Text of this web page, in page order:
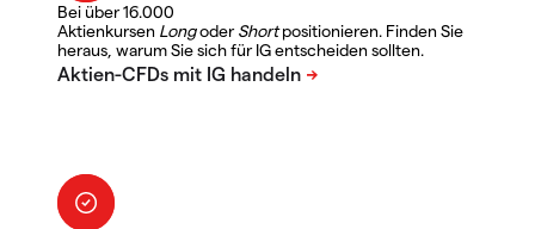
Bei über 16.000
Aktienkursen LongoderShortpositionieren. Finden Sie
heraus, warum Sie sich für IG entscheiden sollten.